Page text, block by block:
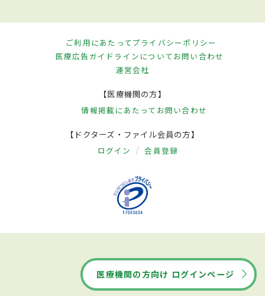
ご利用にあたってプライバシーポリシー
医療広告ガイドラインについてお問い合わせ
運営会社
【医療機関の方】
情報掲載にあたって お問い合わせ
【ドクターズ・ファイル会員の方】
ログイン 会員登録
医療機関の方向け ログインページ